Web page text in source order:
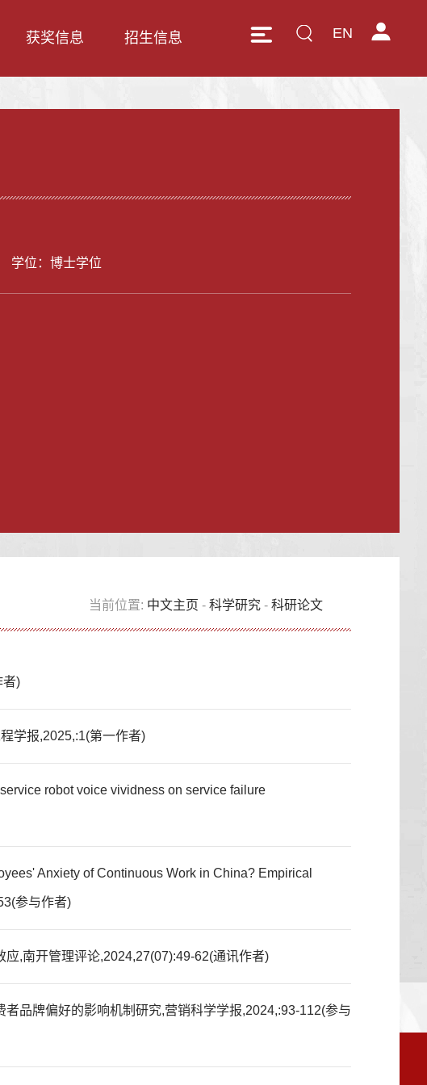
EN
获奖信息 招生信息
学位：博士学位
当前位置: 中文主页 -科学研究 -科研论文
者)
学报,2025,:1(第一作者)
robot voice vividness on service failure
Anxiety of Continuous Work in China? Empirical
参与作者)
,南开管理评论,2024,27(07):49-62(通讯作者)
品牌偏好的影响机制研究,营销科学学报,2024,:93-112(参与